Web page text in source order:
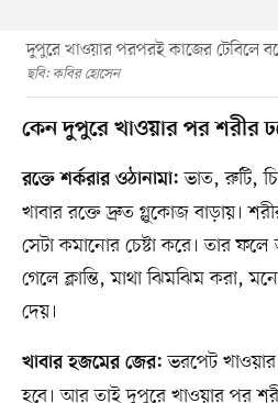
দুপুরে খাওয়ার পরপরই কাজের টেবিলে
ছবি: কবির হোসেন
কেন দুপুরে খাওয়ার পর শরীর
রক্তে শর্করার ওঠানামা: ভাত, রুটি,
খাবার রক্তে দ্রুত গ্লুকোজ বাড়ায়।
সেটা কমানোর চেষ্টা করে। তার
গেলে ক্লান্তি, মাথা ঝিমঝিম করা,
দেয়।
খাবার হজমের জের: ভরপেট
হবে। আর তাই দুপুরে খাওয়ার পর